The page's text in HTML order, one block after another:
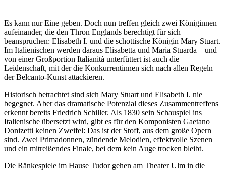
Es kann nur Eine geben. Doch nun treffen gleich zwei Königinnen
aufeinander, die den Thron Englands berechtigt für sich
beanspruchen: Elisabeth I. und die schottische Königin Mary Stuart.
Im Italienischen werden daraus Elisabetta und Maria Stuarda – und
von einer Großportion Italianità unterfüttert ist auch die
Leidenschaft, mit der die Konkurrentinnen sich nach allen Regeln
der Belcanto-Kunst attackieren.
Historisch betrachtet sind sich Mary Stuart und Elisabeth I. nie
begegnet. Aber das dramatische Potenzial dieses Zusammentreffens
erkennt bereits Friedrich Schiller. Als 1830 sein Schauspiel ins
Italienische übersetzt wird, gibt es für den Komponisten Gaetano
Donizetti keinen Zweifel: Das ist der Stoff, aus dem große Opern
sind. Zwei Primadonnen, zündende Melodien, effektvolle Szenen
und ein mitreißendes Finale, bei dem kein Auge trocken bleibt.
Die Ränkespiele im Hause Tudor gehen am Theater Ulm in die